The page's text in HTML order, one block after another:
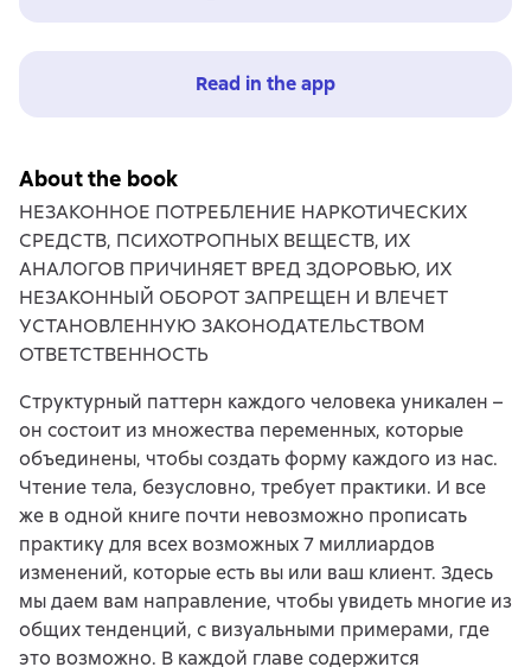
Read in the app
About the book
НЕЗАКОННОЕ ПОТРЕБЛЕНИЕ НАРКОТИЧЕСКИХ
СРЕДСТВ, ПСИХОТРОПНЫХ ВЕЩЕСТВ, ИХ
АНАЛОГОВ ПРИЧИНЯЕТ ВРЕД ЗДОРОВЬЮ, ИХ
НЕЗАКОННЫЙ ОБОРОТ ЗАПРЕЩЕН И ВЛЕЧЕТ
УСТАНОВЛЕННУЮ ЗАКОНОДАТЕЛЬСТВОМ
ОТВЕТСТВЕННОСТЬ
Структурный паттерн каждого человека уникален –
он состоит из множества переменных, которые
объединены, чтобы создать форму каждого из нас.
Чтение тела, безусловно, требует практики. И все
же в одной книге почти невозможно прописать
практику для всех возможных 7 миллиардов
изменений, которые есть вы или ваш клиент. Здесь
мы даем вам направление, чтобы увидеть многие из
общих тенденций, с визуальными примерами, где
это возможно. В каждой главе содержится